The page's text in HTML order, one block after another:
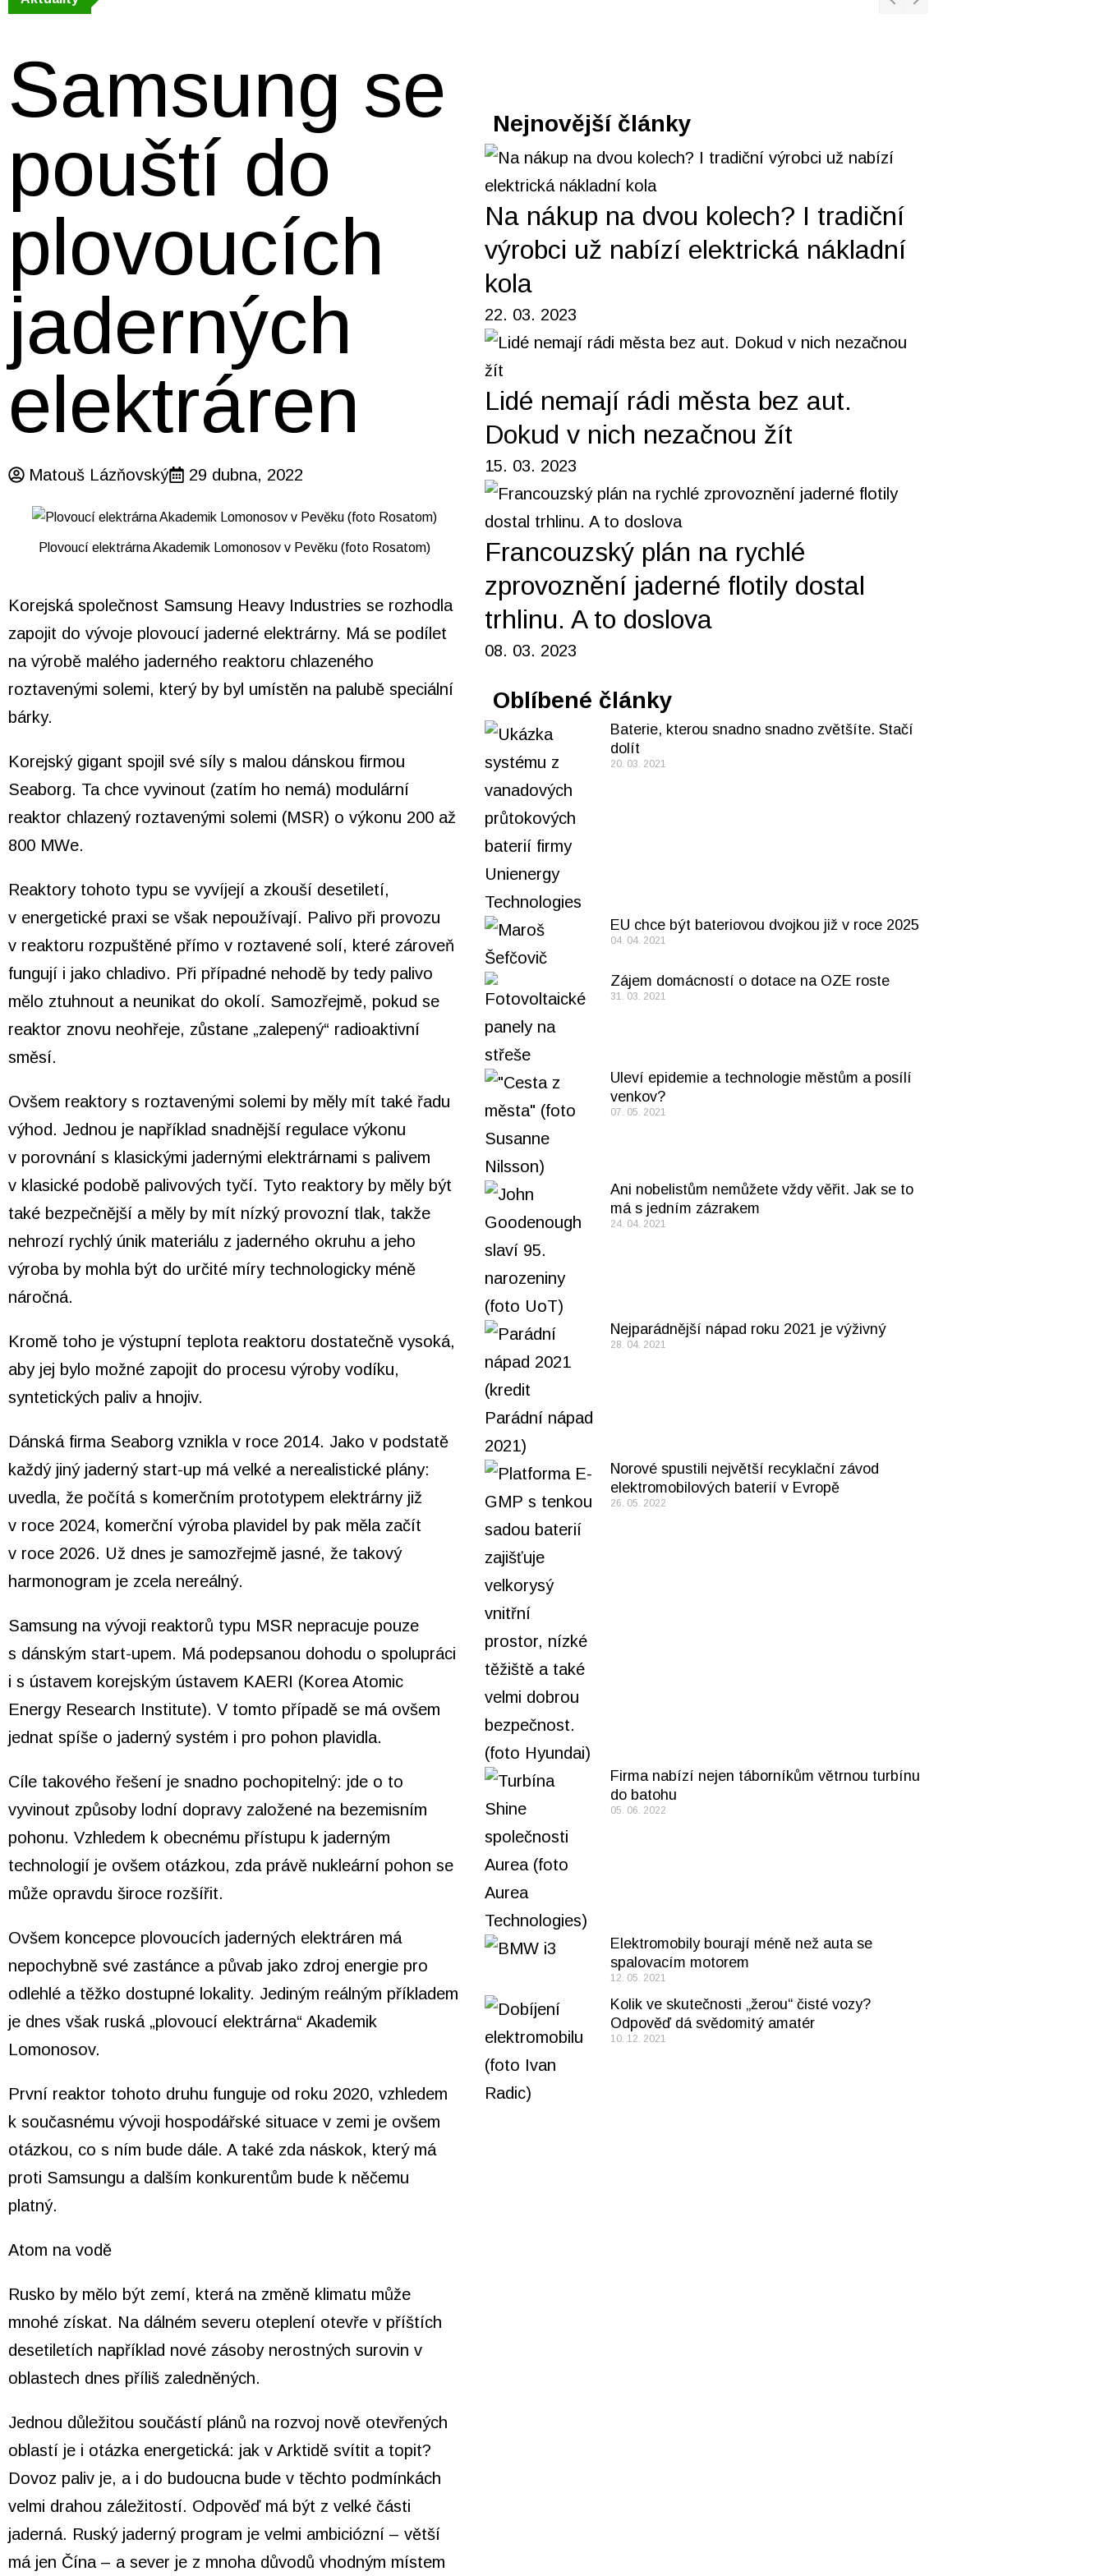
Samsung se
pouští do
plovoucích
jaderných
elektráren
Matouš Lázňovský 29 dubna, 2022
Plovoucí elektrárna Akademik Lomonosov v Pevěku (foto Rosatom)
Korejská společnost Samsung Heavy Industries se rozhodla
zapojit do vývoje plovoucí jaderné elektrárny. Má se podílet
na výrobě malého jaderného reaktoru chlazeného
roztavenými solemi, který by byl umístěn na palubě speciální
bárky.
Korejský gigant spojil své síly s malou dánskou firmou
Seaborg. Ta chce vyvinout (zatím ho nemá) modulární
reaktor chlazený roztavenými solemi (MSR) o výkonu 200 až
800 MWe.
Reaktory tohoto typu se vyvíjejí a zkouší desetiletí,
v energetické praxi se však nepoužívají. Palivo při provozu
v reaktoru rozpuštěné přímo v roztavené solí, které zároveň
fungují i jako chladivo. Při případné nehodě by tedy palivo
mělo ztuhnout a neunikat do okolí. Samozřejmě, pokud se
reaktor znovu neohřeje, zůstane „zalepený“ radioaktivní
směsí.
Ovšem reaktory s roztavenými solemi by měly mít také řadu
výhod. Jednou je například snadnější regulace výkonu
v porovnání s klasickými jadernými elektrárnami s palivem
v klasické podobě palivových tyčí. Tyto reaktory by měly být
také bezpečnější a měly by mít nízký provozní tlak, takže
nehrozí rychlý únik materiálu z jaderného okruhu a jeho
výroba by mohla být do určité míry technologicky méně
náročná.
Kromě toho je výstupní teplota reaktoru dostatečně vysoká,
aby jej bylo možné zapojit do procesu výroby vodíku,
syntetických paliv a hnojiv.
Dánská firma Seaborg vznikla v roce 2014. Jako v podstatě
každý jiný jaderný start-up má velké a nerealistické plány:
uvedla, že počítá s komerčním prototypem elektrárny již
v roce 2024, komerční výroba plavidel by pak měla začít
v roce 2026. Už dnes je samozřejmě jasné, že takový
harmonogram je zcela nereálný.
Samsung na vývoji reaktorů typu MSR nepracuje pouze
s dánským start-upem. Má podepsanou dohodu o spolupráci
i s ústavem korejským ústavem KAERI (Korea Atomic
Energy Research Institute). V tomto případě se má ovšem
jednat spíše o jaderný systém i pro pohon plavidla.
Cíle takového řešení je snadno pochopitelný: jde o to
vyvinout způsoby lodní dopravy založené na bezemisním
pohonu. Vzhledem k obecnému přístupu k jaderným
technologií je ovšem otázkou, zda právě nukleární pohon se
může opravdu široce rozšířit.
Ovšem koncepce plovoucích jaderných elektráren má
nepochybně své zastánce a půvab jako zdroj energie pro
odlehlé a těžko dostupné lokality. Jediným reálným příkladem
je dnes však ruská „plovoucí elektrárna“ Akademik
Lomonosov.
První reaktor tohoto druhu funguje od roku 2020, vzhledem
k současnému vývoji hospodářské situace v zemi je ovšem
otázkou, co s ním bude dále. A také zda náskok, který má
proti Samsungu a dalším konkurentům bude k něčemu
platný.
Atom na vodě
Rusko by mělo být zemí, která na změně klimatu může
mnohé získat. Na dálném severu oteplení otevře v příštích
desetiletích například nové zásoby nerostných surovin v
oblastech dnes příliš zaledněných.
Jednou důležitou součástí plánů na rozvoj nově otevřených
oblastí je i otázka energetická: jak v Arktidě svítit a topit?
Dovoz paliv je, a i do budoucna bude v těchto podmínkách
velmi drahou záležitostí. Odpověď má být z velké části
jaderná. Ruský jaderný program je velmi ambiciózní – větší
má jen Čína – a sever je z mnoha důvodů vhodným místem
Nejnovější články
Na nákup na dvou kolech? I tradiční
výrobci už nabízí elektrická nákladní
kola
22. 03. 2023
Lidé nemají rádi města bez aut.
Dokud v nich nezačnou žít
15. 03. 2023
Francouzský plán na rychlé
zprovoznění jaderné flotily dostal
trhlinu. A to doslova
08. 03. 2023
Oblíbené články
Baterie, kterou snadno snadno zvětšíte. Stačí
dolít
20. 03. 2021
EU chce být bateriovou dvojkou již v roce 2025
04. 04. 2021
Zájem domácností o dotace na OZE roste
31. 03. 2021
Uleví epidemie a technologie městům a posílí
venkov?
07. 05. 2021
Ani nobelistům nemůžete vždy věřit. Jak se to
má s jedním zázrakem
24. 04. 2021
Nejparádnější nápad roku 2021 je výživný
28. 04. 2021
Norové spustili největší recyklační závod
elektromobilových baterií v Evropě
26. 05. 2022
Firma nabízí nejen táborníkům větrnou turbínu
do batohu
05. 06. 2022
Elektromobily bourají méně než auta se
spalovacím motorem
12. 05. 2021
Kolik ve skutečnosti „žerou“ čisté vozy?
Odpověď dá svědomitý amatér
10. 12. 2021